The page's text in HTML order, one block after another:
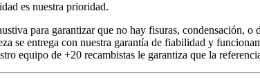
es nuestra prioridad.
para garantizar que no hay fisuras, condensación,
se entrega con nuestra garantía de fiabilidad y
equipo de +20 recambistas le garantiza que la